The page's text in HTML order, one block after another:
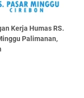
Kerja Humas RS.
Palimanan,